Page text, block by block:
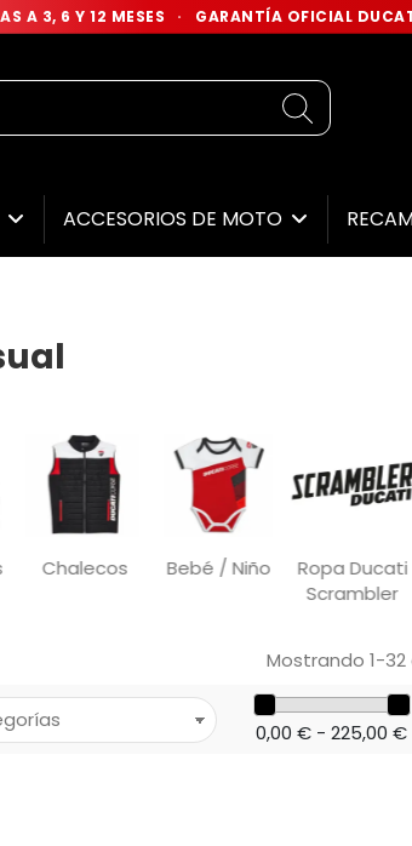
A 3, 6 Y 12 MESES · GARANTÍA OFICIAL
ACCESORIOS DE MOTO
Chalecos Bebé / Niño
Ropa Ducati
Scrambler
Mostrando 1-
0,00 € - 225,00 €